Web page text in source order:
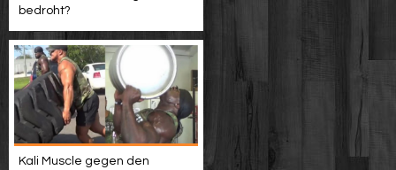
bedroht?
Kali Muscle gegen den